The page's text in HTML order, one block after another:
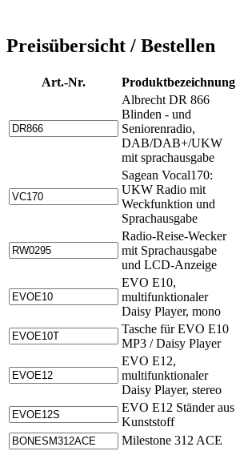
Preisübersicht / Bestellen
Art.-Nr. Produktbezeichnung
Albrecht DR 866
Blinden - und
Seniorenradio,
DAB/DAB+/UKW
mit sprachausgabe
Sagean Vocal170:
UKW Radio mit
Weckfunktion und
Sprachausgabe
Radio-Reise-Wecker
mit Sprachausgabe
und LCD-Anzeige
EVO E10,
multifunktionaler
Daisy Player, mono
Tasche für EVO E10
MP3 / Daisy Player
EVO E12,
multifunktionaler
Daisy Player, stereo
EVO E12 Ständer aus
Kunststoff
Milestone 312 ACE